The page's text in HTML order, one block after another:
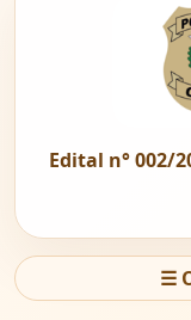
Edital n° 002/
☰